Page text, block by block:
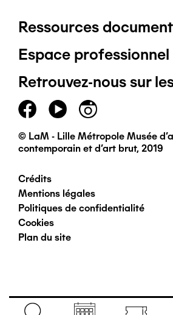
Pied
de
page
principal
Ressources
Espace professionnel
Retrouvez-nous sur
© LaM - Lille Métropole Musée
contemporain et d'art brut, 2019
Pied
de
page
Crédits
Mentions légales
Politiques de confidentialité
Cookies
Plan du site